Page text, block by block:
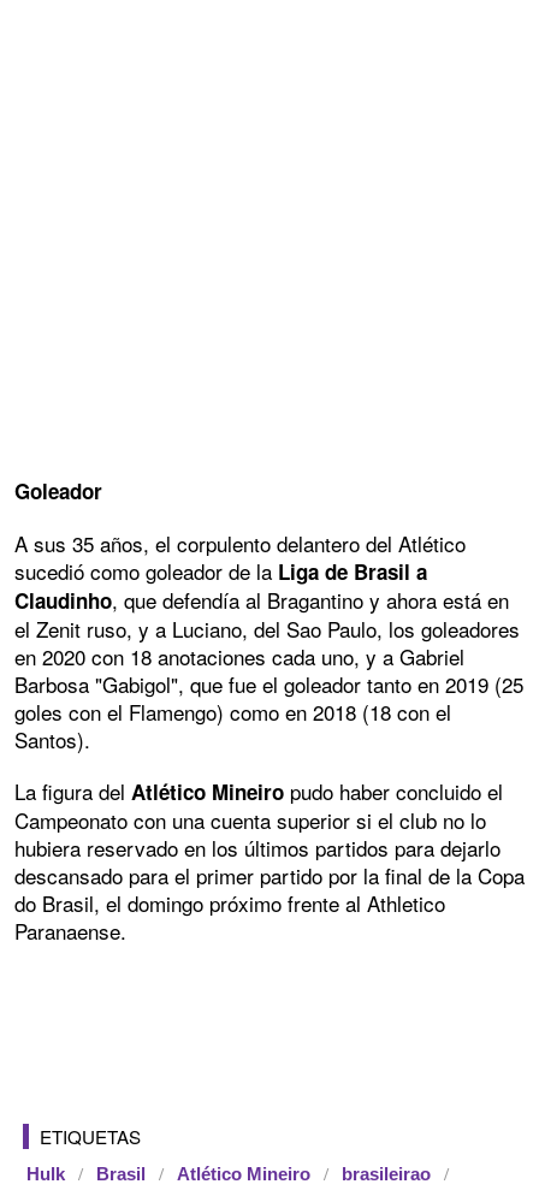
Goleador
A sus 35 años, el corpulento delantero del Atlético
sucedió como goleador de la Liga de Brasil a
Claudinho, que defendía al Bragantino y ahora está en
el Zenit ruso, y a Luciano, del Sao Paulo, los goleadores
en 2020 con 18 anotaciones cada uno, y a Gabriel
Barbosa "Gabigol", que fue el goleador tanto en 2019 (25
goles con el Flamengo) como en 2018 (18 con el
Santos).
La figura del Atlético Mineiro pudo haber concluido el
Campeonato con una cuenta superior si el club no lo
hubiera reservado en los últimos partidos para dejarlo
descansado para el primer partido por la final de la Copa
do Brasil, el domingo próximo frente al Athletico
Paranaense.
ETIQUETAS
Hulk Brasil Atlético Mineiro brasileirao